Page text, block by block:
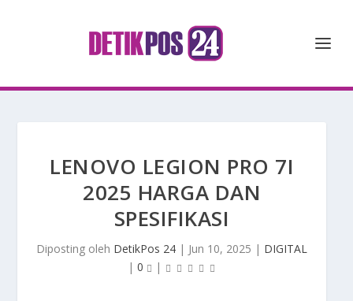
LENOVO LEGION PRO 7I
2025 HARGA DAN
SPESIFIKASI
Diposting oleh DetikPos 24 | Jun 10, 2025 | DIGITAL
| 0 |